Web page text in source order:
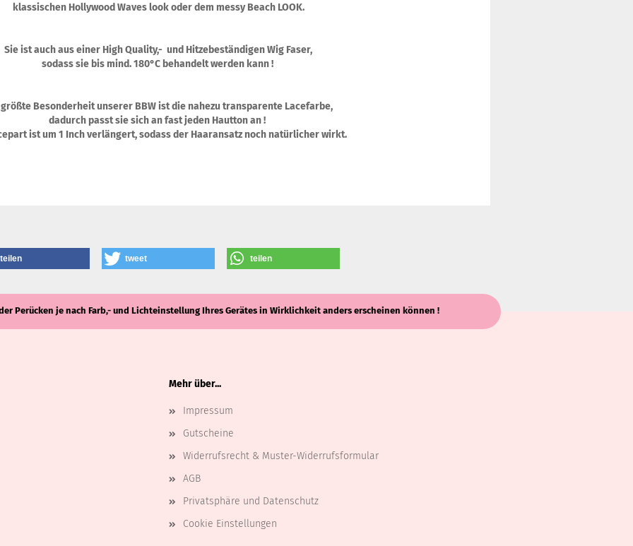
klassischen Hollywood Waves look oder dem messy Beach LOOK.
Sie ist auch aus einer High Quality,- und Hitzebeständigen Wig Faser,
sodass sie bis mind. 180°C behandelt werden kann !
größte Besonderheit unserer BBW ist die nahezu transparente Lacefarbe,
dadurch passt sie sich an fast jeden Hautton an !
ist um 1 Inch verlängert, sodass der Haaransatz noch natürlicher wirkt.
teilen tweet teilen
Perücken je nach Farb,- und Lichteinstellung Ihres Gerätes in Wirklichkeit anders erscheinen können !
Mehr über...
Impressum
Gutscheine
Widerrufsrecht & Muster-Widerrufsformular
AGB
Privatsphäre und Datenschutz
Cookie Einstellungen